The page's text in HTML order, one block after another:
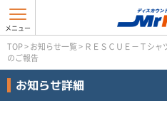
TOP>お知らせ一覧> ＲＥＳＣＵＥ－Ｔシ
のご報告
お知らせ詳細